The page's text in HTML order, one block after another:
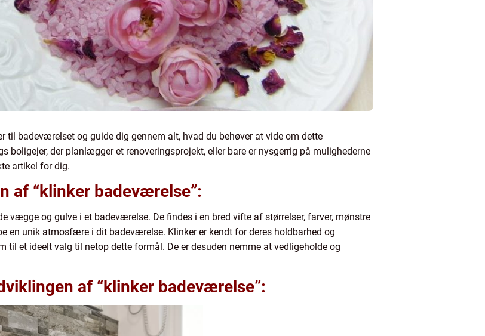
til badeværelset og guide dig gennem alt, hvad du behøver at vide om dette
boligejer, der planlægger et renoveringsprojekt, eller bare er nysgerrig på mulighederne
artikel for dig.
af “klinker badeværelse”:
vægge og gulve i et badeværelse. De findes i en bred vifte af størrelser, farver, mønstre
en unik atmosfære i dit badeværelse. Klinker er kendt for deres holdbarhed og
til et ideelt valg til netop dette formål. De er desuden nemme at vedligeholde og
af “klinker badeværelse”: